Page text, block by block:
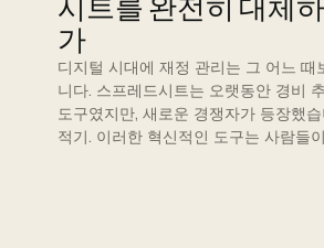
시트를 완전히 대체
가
디지털 시대에 재정 관리는 그 어느 때
니다. 스프레드시트는 오랫동안 경비
도구였지만, 새로운 경쟁자가 등장했
적기. 이러한 혁신적인 도구는 사람들